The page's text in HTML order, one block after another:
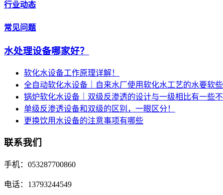
行业动态
常见问题
水处理设备哪家好？
软化水设备工作原理详解！
全自动软化水设备｜自来水厂使用软化水工艺的水要软些
锅炉软化水设备｜双级反渗透的设计与一级相比有一些
单级反渗透设备和双级的区别，一眼区分！
更换饮用水设备的注意事项有哪些
联系我们
手机：053287700860
电话：13793244549